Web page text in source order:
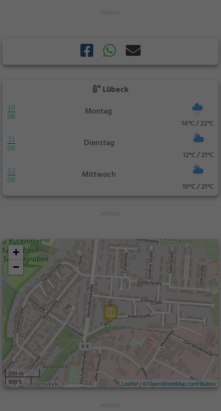
Lübeck
10
08
Montag
14°C / 22°C
11
08
Dienstag
12°C / 21°C
12
08
Mittwoch
10°C / 21°C
+
−
200 m
500 ft
Leaflet | ©OpenStreetMap contributors